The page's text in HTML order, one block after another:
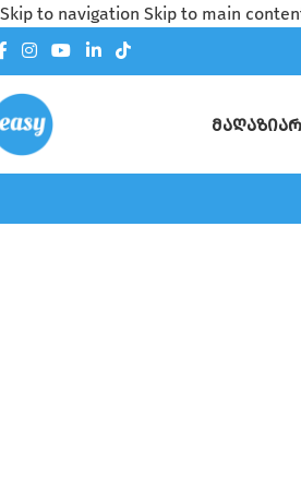
Skip to navigation Skip to main
ᲛᲐᲦᲐᲖᲘᲐ